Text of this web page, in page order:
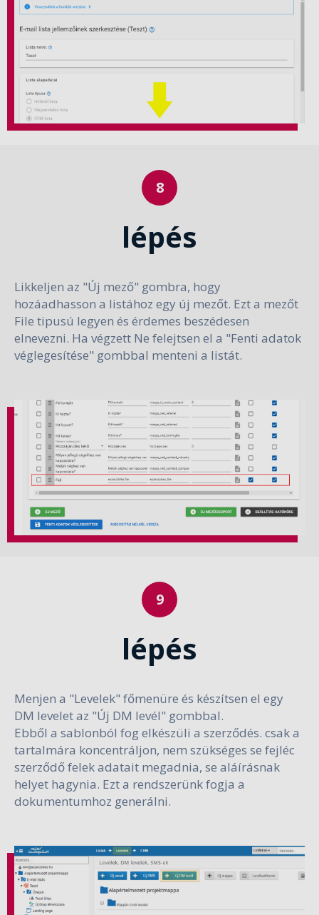
lépés
Likkeljen az "Új mező" gombra, hogy
hozáadhasson a listához egy új mezőt. Ezt a mezőt
File tipusú legyen és érdemes beszédesen
elnevezni. Ha végzett Ne felejtsen el a "Fenti adatok
véglegesítése" gombbal menteni a listát.
lépés
Menjen a "Levelek" főmenüre és készítsen el egy
DM levelet az "Új DM levél" gombbal.
Ebből a sablonból fog elkészüli a szerződés. csak a
tartalmára koncentráljon, nem szükséges se fejléc
szerződő felek adatait megadnia, se aláírásnak
helyet hagynia. Ezt a rendszerünk fogja a
dokumentumhoz generálni.